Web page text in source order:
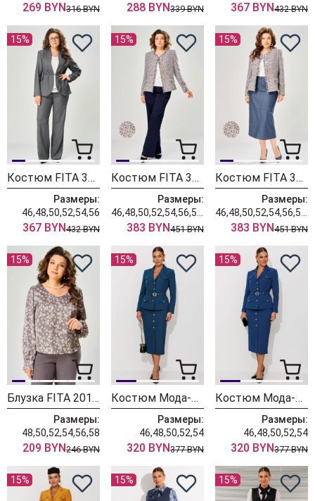
269 BYN316 BYN 288 BYN339 BYN 367 BYN432 BYN
15%
Костюм FITA 3401 графитовый
Размеры:
46,48,50,52,54,56
367 BYN432 BYN
15%
Костюм FITA 3362 сине-бежевый
Размеры:
383 BYN451 BYN
15%
Костюм FITA 3361 бежевый + деним
Размеры:
383 BYN451 BYN
15%
Блузка FITA 20181
Размеры:
48,50,52,54,56,58
209 BYN246 BYN
15%
Костюм Мода-Юрс 26-2935 темная бирюза
Размеры:
46,48,50,52,54
320 BYN377 BYN
15%
Костюм Мода-Юрс 26-2935 синий
Размеры:
46,48,50,52,54
320 BYN377 BYN
15% 15% 15%